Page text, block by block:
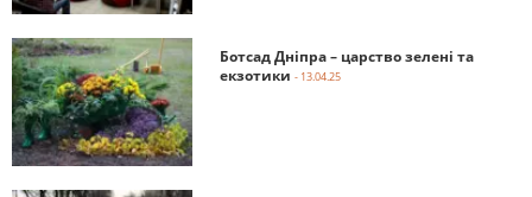
Ботсад Дніпра – царство зелені та
екзотики - 13.04.25